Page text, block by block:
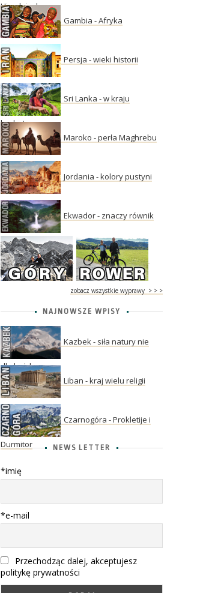
Himalajach
Gambia - Afryka
Persja - wieki historii
Sri Lanka - w kraju
herbaty
Maroko - perła Maghrebu
Jordania - kolory pustyni
Ekwador - znaczy równik
zobacz wszystkie wyprawy > > >
NAJNOWSZE WPISY
Kazbek - siła natury nie
dla każdego
Liban - kraj wielu religii
Czarnogóra - Prokletije i
Durmitor NEWS LETTER
*imię
*e-mail
Przechodząc dalej, akceptujesz
politykę prywatności